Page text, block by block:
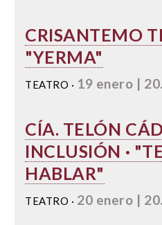
CRISANTEMO
"YERMA"
TEATRO · 19 enero |
CÍA. TELÓN
INCLUSIÓN ·
HABLAR"
TEATRO · 20 enero |